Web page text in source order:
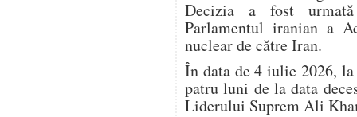
Decizia a fost
Parlamentul iranian a
nuclear de către Iran.
În data de 4 iulie 2026,
patru luni de la data
Liderului Suprem Ali